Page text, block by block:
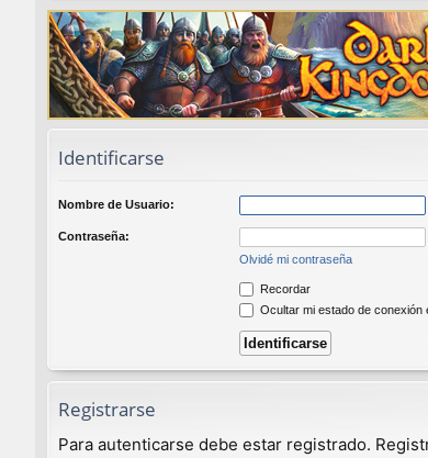
rá
pi
do
Identificarse
Nombre de Usuario:
Contraseña:
Olvidé mi contraseña
Recordar
Ocultar mi estado de conexión
Registrarse
Para autenticarse debe estar registrado.